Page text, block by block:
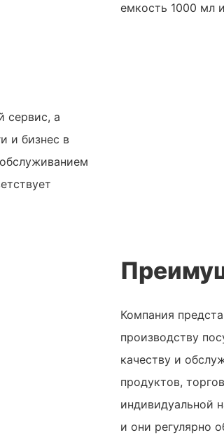
емкость 1000 мл
сервис, а
и бизнес в
Компания
производству
качеству и
продуктов,
индивидуальной
и они регулярно